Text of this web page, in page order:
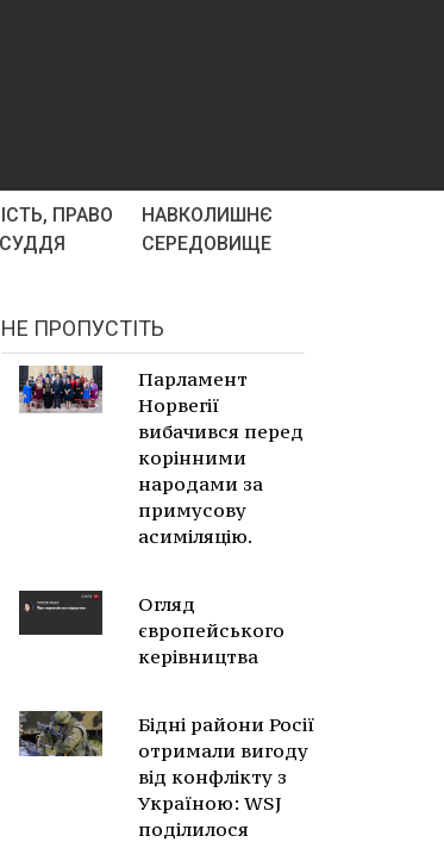
ПРАВО
НАВКОЛИШНЄ
СЕРЕДОВИЩЕ
НЕ ПРОПУСТІТЬ
Парламент
Норвегії
вибачився перед
корінними
народами за
примусову
асиміляцію.
Огляд
європейського
керівництва
Бідні райони Росії
отримали вигоду
від конфлікту з
Україною: WSJ
поділилося